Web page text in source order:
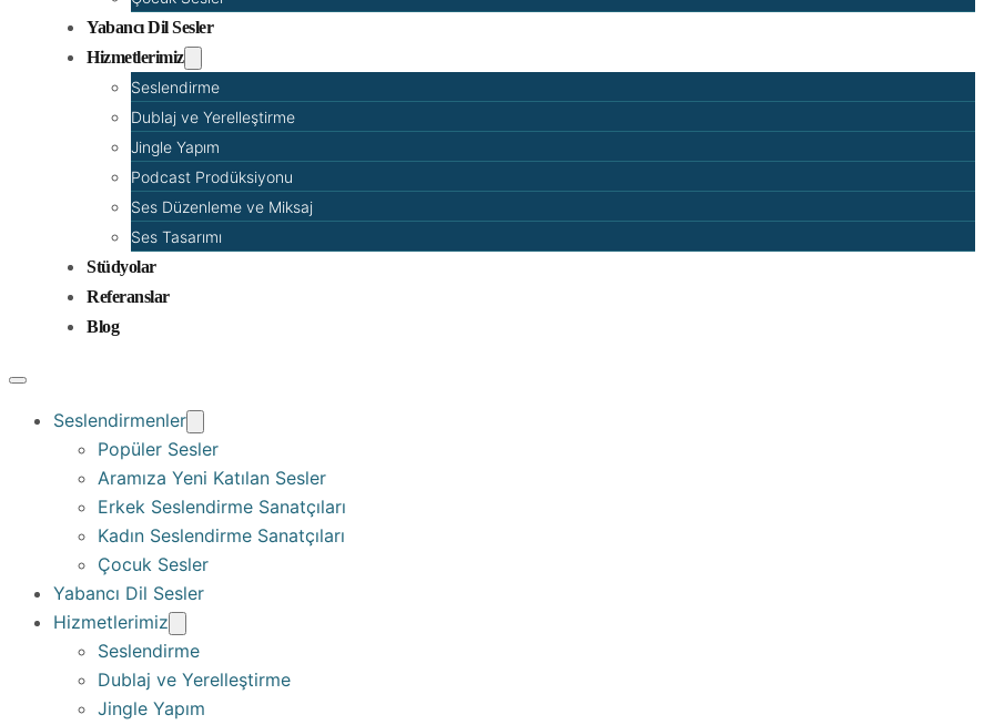
Yabancı Dil Sesler
Hizmetlerimiz
Seslendirme
Dublaj ve Yerelleştirme
Jingle Yapım
Podcast Prodüksiyonu
Ses Düzenleme ve Miksaj
Ses Tasarımı
Stüdyolar
Referanslar
Blog
Seslendirmenler
Popüler Sesler
Aramıza Yeni Katılan Sesler
Erkek Seslendirme Sanatçıları
Kadın Seslendirme Sanatçıları
Çocuk Sesler
Yabancı Dil Sesler
Hizmetlerimiz
Seslendirme
Dublaj ve Yerelleştirme
Jingle Yapım